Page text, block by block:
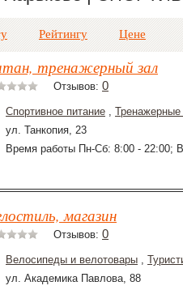
Рейтингу Цене
тренажерный зал
Отзывов: 0
Спортивное питание ,
ул. Танкопия, 23
Время работы Пн-Сб: 8:00 - 22:00;
магазин
Отзывов: 0
Велосипеды и велотовары ,
ул. Академика Павлова, 88